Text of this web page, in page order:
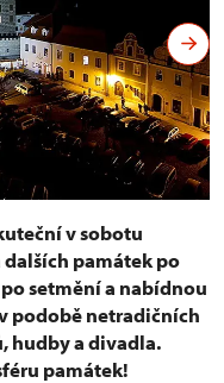
v sobotu
dalších památek po
setmění a nabídnou
podobě netradičních
hudby a divadla.
památek!